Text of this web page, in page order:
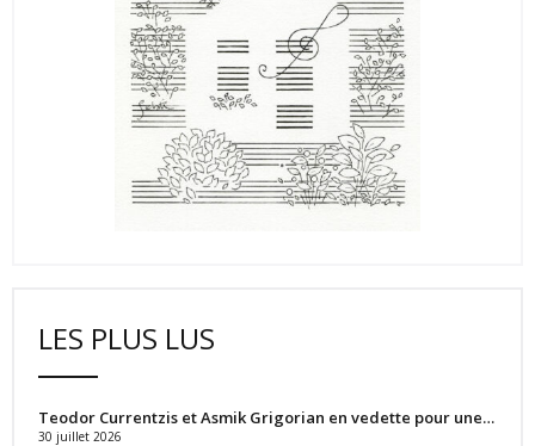
LES PLUS LUS
Teodor Currentzis et Asmik Grigorian en vedette pour une…
30 juillet 2026